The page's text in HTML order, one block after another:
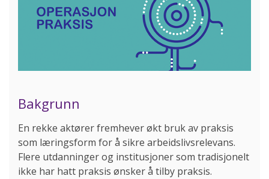
Bakgrunn
En rekke aktører fremhever økt bruk av praksis
som læringsform for å sikre arbeidslivsrelevans.
Flere utdanninger og institusjoner som tradisjonelt
ikke har hatt praksis ønsker å tilby praksis.